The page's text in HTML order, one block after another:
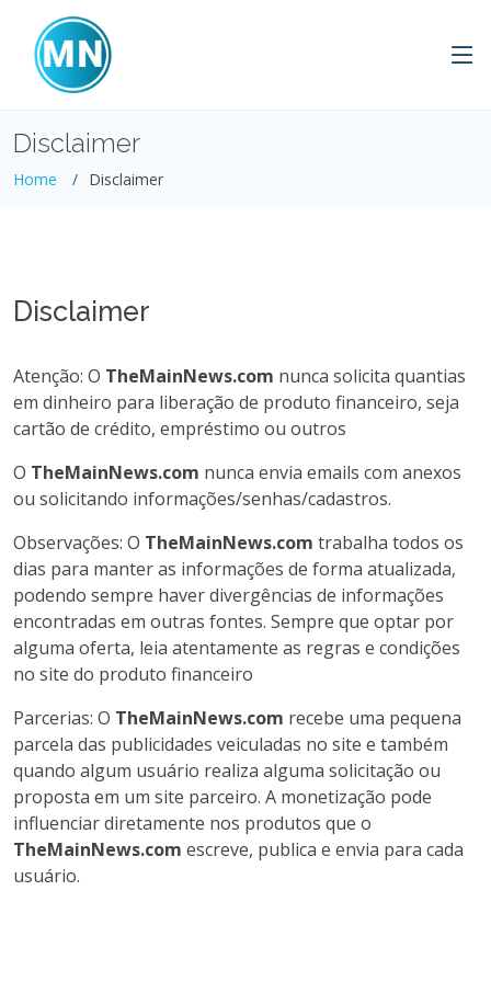
Disclaimer
Home Disclaimer
Disclaimer
Atenção: O TheMainNews.com nunca solicita quantias
em dinheiro para liberação de produto financeiro, seja
cartão de crédito, empréstimo ou outros
O TheMainNews.com nunca envia emails com anexos
ou solicitando informações/senhas/cadastros.
Observações: O TheMainNews.com trabalha todos os
dias para manter as informações de forma atualizada,
podendo sempre haver divergências de informações
encontradas em outras fontes. Sempre que optar por
alguma oferta, leia atentamente as regras e condições
no site do produto financeiro
Parcerias: O TheMainNews.com recebe uma pequena
parcela das publicidades veiculadas no site e também
quando algum usuário realiza alguma solicitação ou
proposta em um site parceiro. A monetização pode
influenciar diretamente nos produtos que o
TheMainNews.com escreve, publica e envia para cada
usuário.